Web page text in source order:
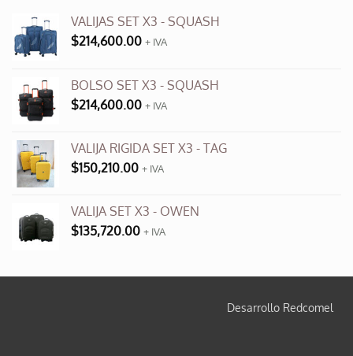
VALIJAS SET X3 - SQUASH
$214,600.00 + IVA
BOLSO SET X3 - SQUASH
$214,600.00 + IVA
VALIJA RIGIDA SET X3 - TAG
$150,210.00 + IVA
VALIJA SET X3 - OWEN
$135,720.00 + IVA
Desarrollo Redcomel